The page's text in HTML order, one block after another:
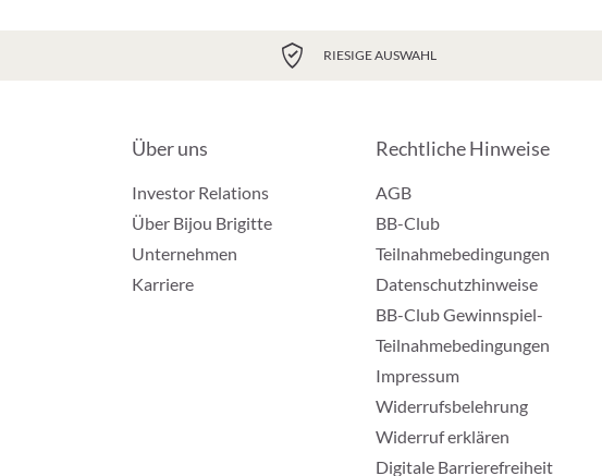
RIESIGE AUSWAHL
Über uns
Investor Relations
Über Bijou Brigitte
Unternehmen
Karriere
Rechtliche Hinweise
AGB
BB-Club
Teilnahmebedingungen
Datenschutzhinweise
BB-Club Gewinnspiel-
Teilnahmebedingungen
Impressum
Widerrufsbelehrung
Widerruf erklären
Digitale Barrierefreiheit